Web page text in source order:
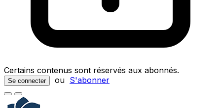
Certains contenus sont réservés aux abonnés.
Se connecter ou S'abonner